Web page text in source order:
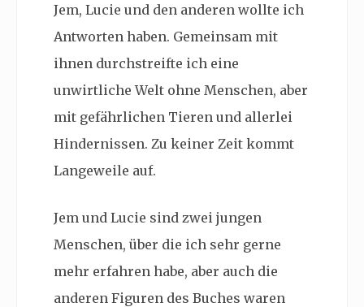
Jem, Lucie und den anderen wollte ich
Antworten haben. Gemeinsam mit
ihnen durchstreifte ich eine
unwirtliche Welt ohne Menschen, aber
mit gefährlichen Tieren und allerlei
Hindernissen. Zu keiner Zeit kommt
Langeweile auf.
Jem und Lucie sind zwei jungen
Menschen, über die ich sehr gerne
mehr erfahren habe, aber auch die
anderen Figuren des Buches waren